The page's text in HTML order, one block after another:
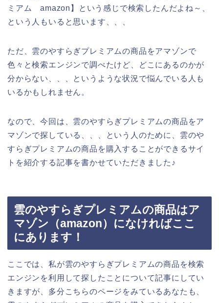
ミアム amazon】という感じで検索したんだよね～、
という人もいると思います、、、
ただ、雲のやすらぎプレミアムの商品をアマゾンで
色々と検索エンジンで調べたけど、どこにあるのかが
分からない、、、というような状況で悩んでいる人も
いるかもしれません。
なので、今回は、雲のやすらぎプレミアムの商品をア
マゾンで探している、、、という人のために、雲のや
すらぎプレミアムの商品を購入することができるサイ
トを紹介する記事を書かせていただきました♪
雲のやすらぎプレミアムの商品はア
マゾン（amazon）になければここ
にあります！
ここでは、私が雲のやすらぎプレミアムの商品を検索
エンジンを利用して探したことについて記事にしてい
きますが、多分こちらのページをみているあなたも、